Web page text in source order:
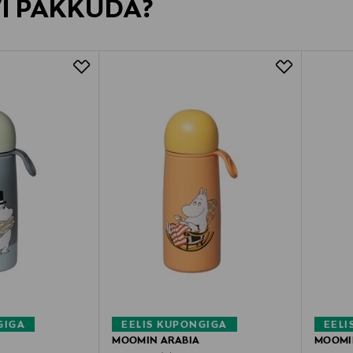
PAKKUDA?
EELIS KUPONGIGA
MOOMIN ARABIA